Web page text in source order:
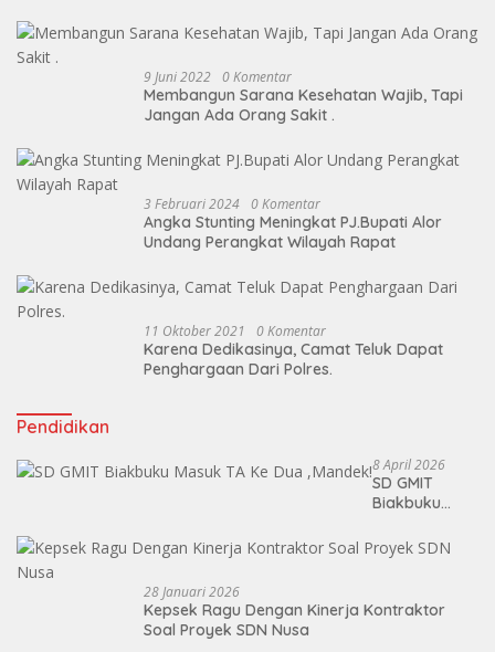
9 Juni 2022 0 Komentar
Membangun Sarana Kesehatan Wajib, Tapi
Jangan Ada Orang Sakit .
3 Februari 2024 0 Komentar
Angka Stunting Meningkat PJ.Bupati Alor
Undang Perangkat Wilayah Rapat
11 Oktober 2021 0 Komentar
Karena Dedikasinya, Camat Teluk Dapat
Penghargaan Dari Polres.
Pendidikan
8 April 2026
SD GMIT
Biakbuku
Dua ,Mandek!
28 Januari 2026
Kepsek Ragu Dengan Kinerja Kontraktor
Soal Proyek SDN Nusa